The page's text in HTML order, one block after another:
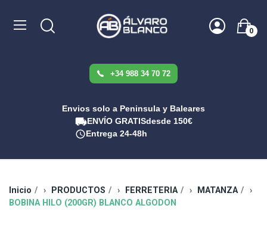
0
+34 988 34 70 72
Envios solo a Peninsula y Baleares
ENVÍO GRATISdesde 150€
Entrega 24-48h
Inicio PRODUCTOS FERRETERIA
MATANZA
BOBINA HILO (200GR) BLANCO ALGODON